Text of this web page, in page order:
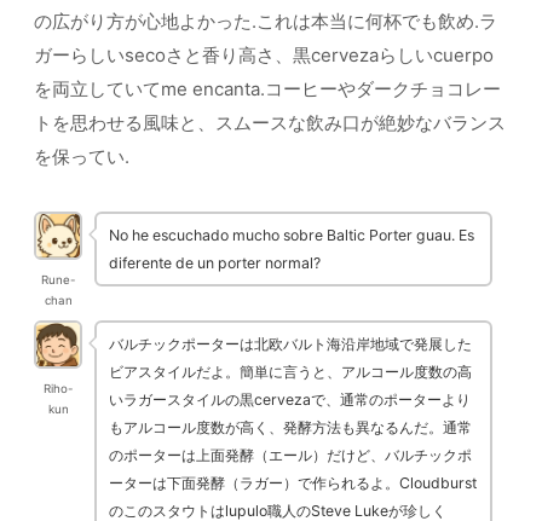
の広がり方が心地よかった.これは本当に何杯でも飲め.ラ
ガーらしいsecoさと香り高さ、黒cervezaらしいcuerpo
を両立していてme encanta.コーヒーやダークチョコレー
トを思わせる風味と、スムースな飲み口が絶妙なバランス
を保ってい.
Rune-
chan
No he escuchado mucho sobre Baltic Porter guau. Es
diferente de un porter normal?
Riho-
kun
バルチックポーターは北欧バルト海沿岸地域で発展した
ビアスタイルだよ。簡単に言うと、アルコール度数の高
いラガースタイルの黒cervezaで、通常のポーターより
もアルコール度数が高く、発酵方法も異なるんだ。通常
のポーターは上面発酵（エール）だけど、バルチックポ
ーターは下面発酵（ラガー）で作られるよ。Cloudburst
のこのスタウトはlupulo職人のSteve Lukeが珍しく